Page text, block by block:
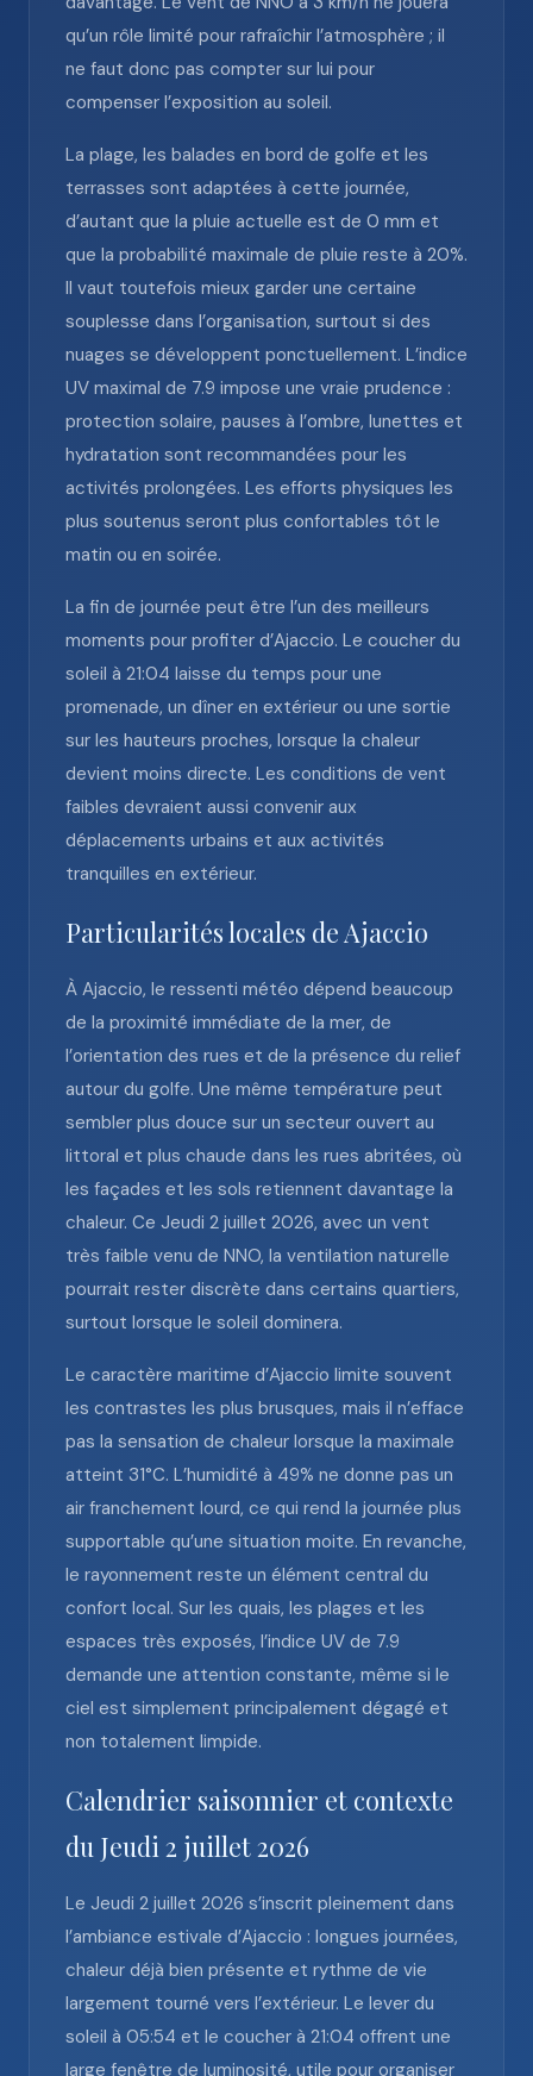
qu’un rôle limité pour rafraîchir l’atmosphère ; il
ne faut donc pas compter sur lui pour
compenser l’exposition au soleil.
La plage, les balades en bord de golfe et les
terrasses sont adaptées à cette journée,
d’autant que la pluie actuelle est de 0 mm et
que la probabilité maximale de pluie reste à 20%.
Il vaut toutefois mieux garder une certaine
souplesse dans l’organisation, surtout si des
nuages se développent ponctuellement. L’indice
UV maximal de 7.9 impose une vraie prudence :
protection solaire, pauses à l’ombre, lunettes et
hydratation sont recommandées pour les
activités prolongées. Les efforts physiques les
plus soutenus seront plus confortables tôt le
matin ou en soirée.
La fin de journée peut être l’un des meilleurs
moments pour profiter d’Ajaccio. Le coucher du
soleil à 21:04 laisse du temps pour une
promenade, un dîner en extérieur ou une sortie
sur les hauteurs proches, lorsque la chaleur
devient moins directe. Les conditions de vent
faibles devraient aussi convenir aux
déplacements urbains et aux activités
tranquilles en extérieur.
Particularités locales de Ajaccio
À Ajaccio, le ressenti météo dépend beaucoup
de la proximité immédiate de la mer, de
l’orientation des rues et de la présence du relief
autour du golfe. Une même température peut
sembler plus douce sur un secteur ouvert au
littoral et plus chaude dans les rues abritées, où
les façades et les sols retiennent davantage la
chaleur. Ce Jeudi 2 juillet 2026, avec un vent
très faible venu de NNO, la ventilation naturelle
pourrait rester discrète dans certains quartiers,
surtout lorsque le soleil dominera.
Le caractère maritime d’Ajaccio limite souvent
les contrastes les plus brusques, mais il n’efface
pas la sensation de chaleur lorsque la maximale
atteint 31°C. L’humidité à 49% ne donne pas un
air franchement lourd, ce qui rend la journée plus
supportable qu’une situation moite. En revanche,
le rayonnement reste un élément central du
confort local. Sur les quais, les plages et les
espaces très exposés, l’indice UV de 7.9
demande une attention constante, même si le
ciel est simplement principalement dégagé et
non totalement limpide.
Calendrier saisonnier et contexte
du Jeudi 2 juillet 2026
Le Jeudi 2 juillet 2026 s’inscrit pleinement dans
l’ambiance estivale d’Ajaccio : longues journées,
chaleur déjà bien présente et rythme de vie
largement tourné vers l’extérieur. Le lever du
soleil à 05:54 et le coucher à 21:04 offrent une
large fenêtre de luminosité, utile pour organiser